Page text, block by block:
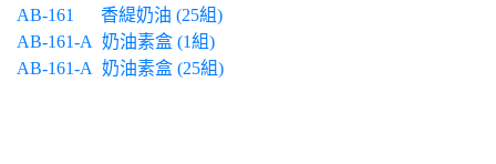
AB-161 香緹奶油 (25組)
AB-161-A 奶油素盒 (1組)
AB-161-A 奶油素盒 (25組)